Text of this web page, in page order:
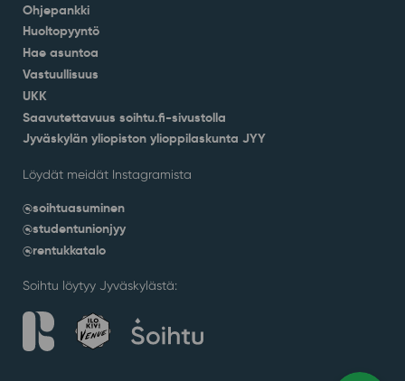
Ohjepankki
Huoltopyyntö
Hae asuntoa
Vastuullisuus
UKK
Saavutettavuus soihtu.fi-sivustolla
Jyväskylän yliopiston ylioppilaskunta JYY
Löydät meidät Instagramista
@soihtuasuminen
@studentunionjyy
@rentukkatalo
Soihtu löytyy Jyväskylästä: